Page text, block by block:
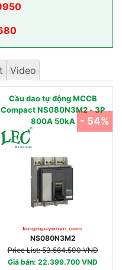
Video
Cầu dao tự động MCCB
Compact NS080N3M2 - 3P
800A 50kA
NS080N3M2
Price List: 53.564.500 VNĐ
Giá bán: 22.399.700 VNĐ
- 54%